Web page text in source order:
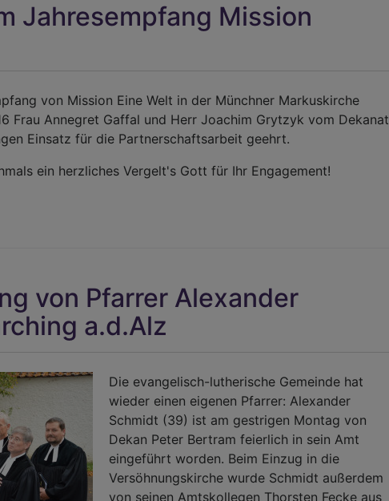
Jahresempfang Mission
von Mission Eine Welt in der Münchner Markuskirche
Frau Annegret Gaffal und Herr Joachim Grytzyk vom Dekanat
Einsatz für die Partnerschaftsarbeit geehrt.
ein herzliches Vergelt's Gott für Ihr Engagement!
von Pfarrer Alexander
a.d.Alz
Die evangelisch-lutherische Gemeinde hat
wieder einen eigenen Pfarrer: Alexander
Schmidt (39) ist am gestrigen Montag von
Dekan Peter Bertram feierlich in sein Amt
eingeführt worden. Beim Einzug in die
Versöhnungskirche wurde Schmidt außerdem
von seinen Amtskollegen Thorsten Fecke aus